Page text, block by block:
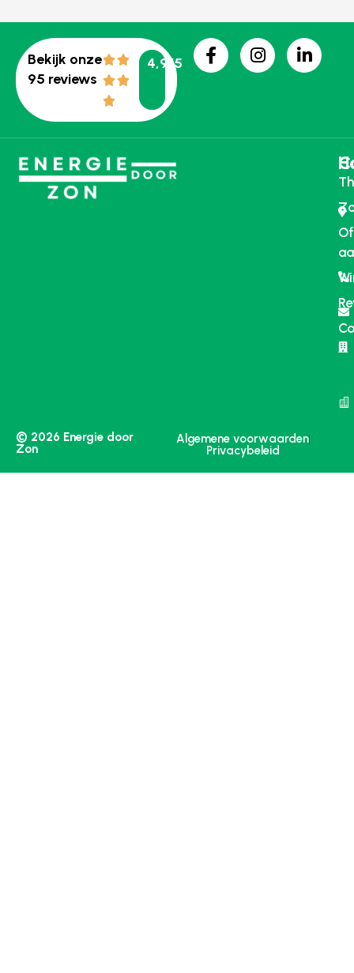
Bekijk onze
95 reviews
4,9/5
© 2026 Energie door
Zon
Algemene voorwaarden
Privacybeleid